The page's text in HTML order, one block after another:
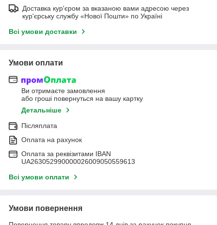
Доставка кур'єром за вказаною вами адресою через
кур'єрську службу «Нової Пошти» по Україні
Всі умови доставки
Умови оплати
Ви отримаєте замовлення
або гроші повернуться на вашу картку
Детальніше
Післяплата
Оплата на рахунок
Оплата за реквізитами IBAN
UA263052990000026009050559613
Всі умови оплати
Умови повернення